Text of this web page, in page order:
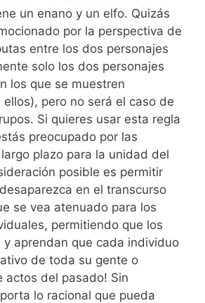
un enano y un elfo. Quizás
por la perspectiva de
entre los dos personajes
solo los dos personajes
los que se muestren
pero no será el caso de
Si quieres usar esta regla
preocupado por las
plazo para la unidad del
posible es permitir
en el transcurso
se vea atenuado para los
permitiendo que los
y aprendan que cada individuo
de toda su gente o
actos del pasado! Sin
lo racional que pueda